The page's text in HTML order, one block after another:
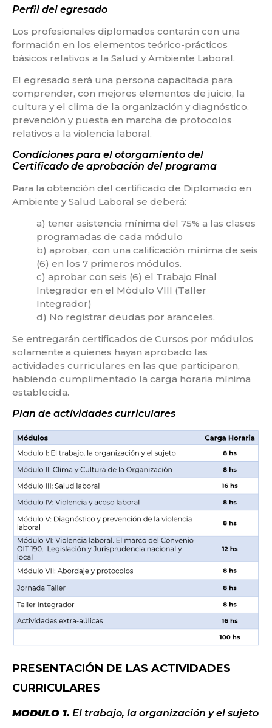
Perfil del egresado
Los profesionales diplomados contarán con una
formación en los elementos teórico-prácticos
básicos relativos a la Salud y Ambiente Laboral.
El egresado será una persona capacitada para
comprender, con mejores elementos de juicio, la
cultura y el clima de la organización y diagnóstico,
prevención y puesta en marcha de protocolos
relativos a la violencia laboral.
Condiciones para el otorgamiento del
Certificado de aprobación del programa
Para la obtención del certificado de Diplomado en
Ambiente y Salud Laboral se deberá:
a) tener asistencia mínima del 75% a las clases
programadas de cada módulo
b) aprobar, con una calificación mínima de seis
(6) en los 7 primeros módulos.
c) aprobar con seis (6) el Trabajo Final
Integrador en el Módulo VIII (Taller
Integrador)
d) No registrar deudas por aranceles.
Se entregarán certificados de Cursos por módulos
solamente a quienes hayan aprobado las
actividades curriculares en las que participaron,
habiendo cumplimentado la carga horaria mínima
establecida.
Plan de actividades curriculares
PRESENTACIÓN DE LAS ACTIVIDADES
CURRICULARES
MODULO 1. El trabajo, la organización y el sujeto